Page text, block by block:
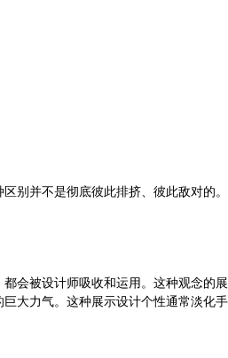
别并不是彻底彼此排挤、彼此敌对的。
会被设计师吸收和运用。这种观念的展
大力气。这种展示设计个性通常淡化手